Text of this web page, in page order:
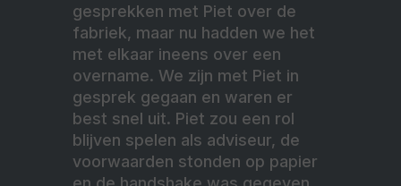
gesprekken met Piet over de
fabriek, maar nu hadden we het
met elkaar ineens over een
overname. We zijn met Piet in
gesprek gegaan en waren er
best snel uit. Piet zou een rol
blijven spelen als adviseur, de
voorwaarden stonden op papier